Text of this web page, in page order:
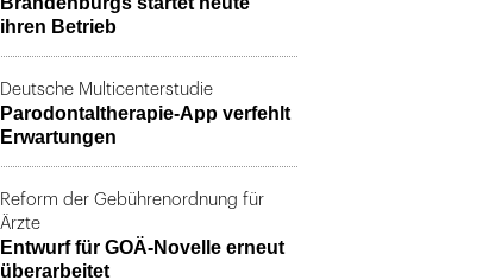
ihren Betrieb
Deutsche Multicenterstudie
Parodontaltherapie-App verfehlt
Erwartungen
Reform der Gebührenordnung für
Ärzte
Entwurf für GOÄ-Novelle erneut
überarbeitet